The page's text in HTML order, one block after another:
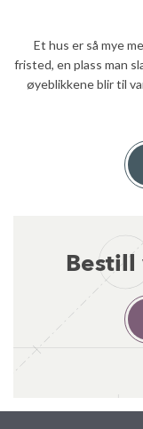
Et hus er så mye
fristed, en plass man
øyeblikkene blir til
Bestill